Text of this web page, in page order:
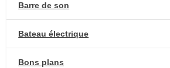
Barre de son
Bateau électrique
Bons plans